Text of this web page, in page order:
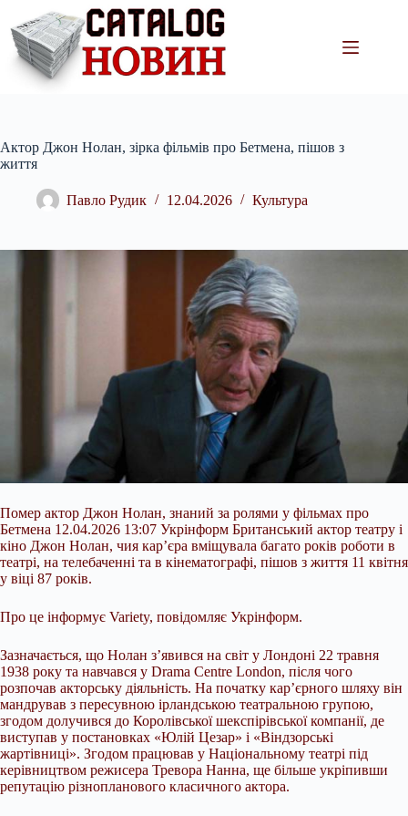
вмісту
Актор Джон Нолан, зірка фільмів про Бетмена, пішов з
життя
Павло Рудик 12.04.2026 Культура
Помер актор Джон Нолан, знаний за ролями у фільмах про
Бетмена 12.04.2026 13:07 Укрінформ Британський актор театру і
кіно Джон Нолан, чия кар’єра вміщувала багато років роботи в
театрі, на телебаченні та в кінематографі, пішов з життя 11 квітня
у віці 87 років.
Про це інформує Variety, повідомляє Укрінформ.
Зазначається, що Нолан з’явився на світ у Лондоні 22 травня
1938 року та навчався у Drama Centre London, після чого
розпочав акторську діяльність. На початку кар’єрного шляху він
мандрував з пересувною ірландською театральною групою,
згодом долучився до Королівської шекспірівської компанії, де
виступав у постановках «Юлій Цезар» і «Віндзорські
жартівниці». Згодом працював у Національному театрі під
керівництвом режисера Тревора Нанна, ще більше укріпивши
репутацію різнопланового класичного актора.